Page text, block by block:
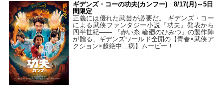
ギデンズ・コーの功夫(カンフー) 8/17(月)～5日
間限定
正義には優れた武芸が必要だ。 ギデンズ・コー
による武侠ファンタジー小説『功夫』発表から
四半世紀―― 『赤い糸 輪廻のひみつ』の製作陣
が贈る、ギデンズワールド全開の【青春×武侠ア
クション×超絶中二病】ムービー！